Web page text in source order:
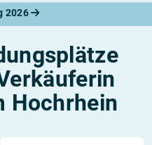
2026
Hochrhein